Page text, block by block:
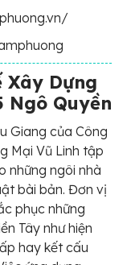
Xây Dựng
Ngô Quyền
Giang của Công
Mại Vũ Linh tập
những ngôi nhà
bài bản. Đơn vị
phục những
Tây như hiện
hay kết cấu